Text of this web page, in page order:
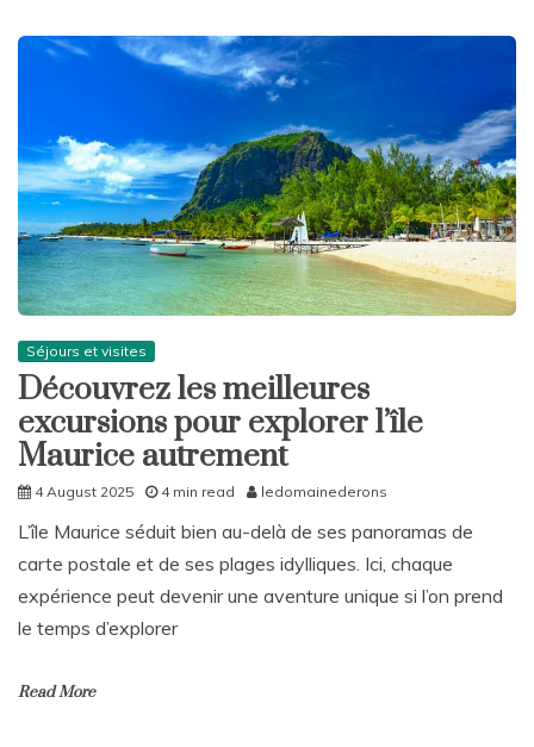
Séjours et visites
Découvrez les meilleures
excursions pour explorer l’île
Maurice autrement
4 August 2025 4 min read ledomainederons
L’île Maurice séduit bien au-delà de ses panoramas de
carte postale et de ses plages idylliques. Ici, chaque
expérience peut devenir une aventure unique si l’on prend
le temps d’explorer
Read More